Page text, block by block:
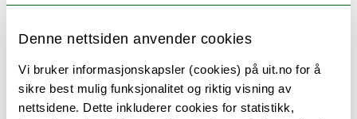
Denne nettsiden anvender cookies
Vi bruker informasjonskapsler (cookies) på uit.no for å
sikre best mulig funksjonalitet og riktig visning av
nettsidene. Dette inkluderer cookies for statistikk,
Marius Storvik ble vinneren av prisen for innovativ
formidling i fjor. Her mottar han diplom fra